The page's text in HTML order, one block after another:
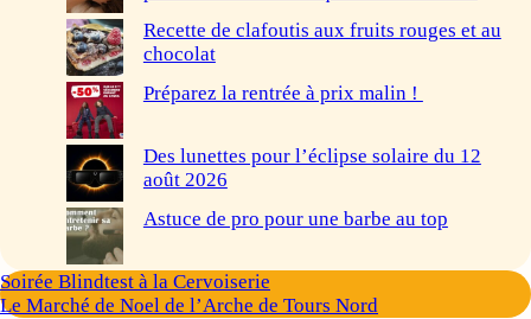
Recette de clafoutis aux fruits rouges et au
chocolat
Préparez la rentrée à prix malin !
Des lunettes pour l’éclipse solaire du 12
août 2026
Astuce de pro pour une barbe au top
Soirée Blindtest à la Cervoiserie
Le Marché de Noel de l’Arche de Tours Nord